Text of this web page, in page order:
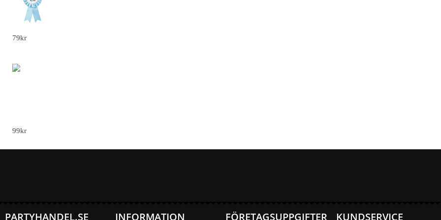
79kr
99kr
PARTYHANDEL.SE INFORMATION FÖRETAGSUPPGIFTER KUNDSERVICE